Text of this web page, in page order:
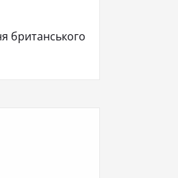
британського